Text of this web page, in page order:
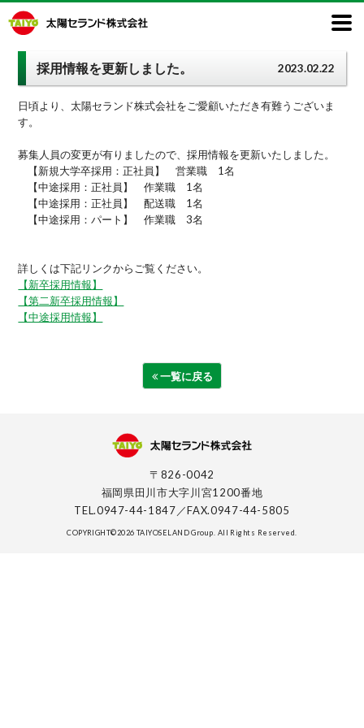
採用情報を更新しました。 2023.02.22
日頃より、太陽セランド株式会社をご愛顧いただき有難うございま
す。
募集人員の変更が有りましたので、採用情報を更新いたしました。
【新規大学卒採用：正社員】 営業職 1名
【中途採用：正社員】 作業職 1名
【中途採用：正社員】 配送職 1名
【中途採用：パート】 作業職 3名
詳しくは下記リンクからご覧ください。
【新卒採用情報】
【第二新卒採用情報】
【中途採用情報】
一覧に戻る
〒826-0042
福岡県田川市大字川宮1200番地
TEL.0947-44-1847／FAX.0947-44-5805
COPYRIGHT©2026 TAIYOSELAND Group. All Rights Reserved.